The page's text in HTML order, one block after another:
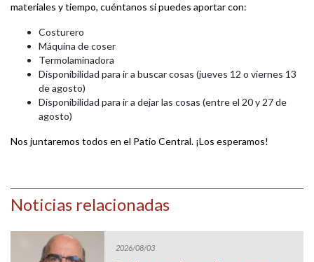
materiales y tiempo, cuéntanos si puedes aportar con:
Costurero
Máquina de coser
Termolaminadora
Disponibilidad para ir a buscar cosas (jueves 12 o viernes 13
de agosto)
Disponibilidad para ir a dejar las cosas (entre el 20 y 27 de
agosto)
Nos juntaremos todos en el Patio Central. ¡Los esperamos!
Noticias relacionadas
2026/08/03